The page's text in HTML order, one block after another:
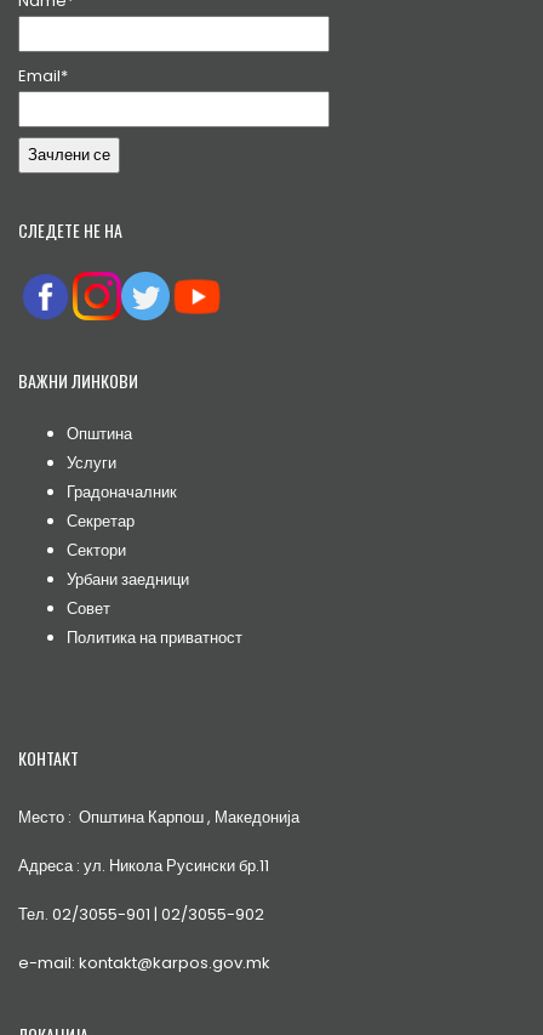
Email*
СЛЕДЕТЕ НЕ НА
ВАЖНИ ЛИНКОВИ
Општина
Услуги
Градоначалник
Секретар
Сектори
Урбани заедници
Совет
Политика на приватност
КОНТАКТ
Место : Општина Карпош , Македонија
Адреса : ул. Никола Русински бр.11
Тел. 02/3055-901 | 02/3055-902
e-mail: kontakt@karpos.gov.mk